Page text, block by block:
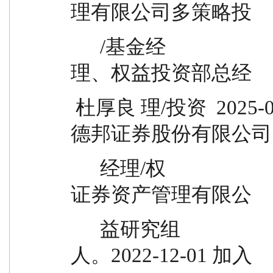
理有限公司多策略投
理、权益投资部总经
德邦证券股份有限公
证券资产管理有限公
人。2022-12-01 加入